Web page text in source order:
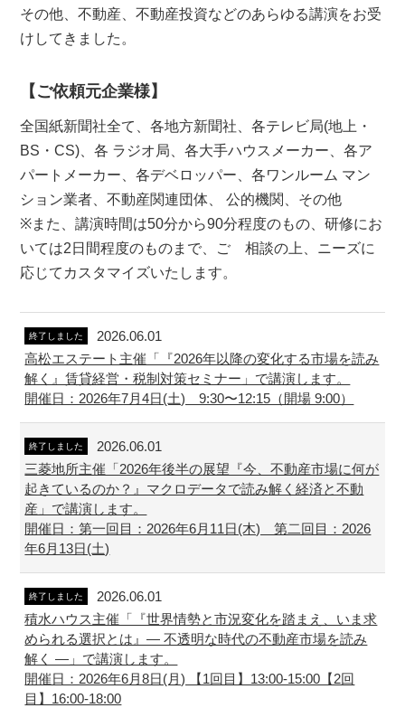
その他、不動産、不動産投資などのあらゆる講演をお受
けしてきました。
【ご依頼元企業様】
全国紙新聞社全て、各地方新聞社、各テレビ局(地上・
BS・CS)、各 ラジオ局、各大手ハウスメーカー、各ア
パートメーカー、各デベロッパー、各ワンルーム マン
ション業者、不動産関連団体、 公的機関、その他
※また、講演時間は50分から90分程度のもの、研修にお
いては2日間程度のものまで、ご゙相談の上、ニーズに
応じてカスタマイズいたします。
終了しました
2026.06.01
高松エステート主催「『2026年以降の変化する市場を読み
解く』賃貸経営・税制対策セミナー」で講演します。
開催日：2026年7月4日(土) 9:30〜12:15（開場 9:00）
終了しました
2026.06.01
三菱地所主催「2026年後半の展望『今、不動産市場に何が
起きているのか？』マクロデータで読み解く経済と不動
産」で講演します。
開催日：第一回目：2026年6月11日(木) 第二回目：2026
年6月13日(土)
終了しました
2026.06.01
積水ハウス主催「『世界情勢と市況変化を踏まえ、いま求
められる選択とは』― 不透明な時代の不動産市場を読み
解く ―」で講演します。
開催日：2026年6月8日(月) 【1回目】13:00-15:00【2回
目】16:00-18:00